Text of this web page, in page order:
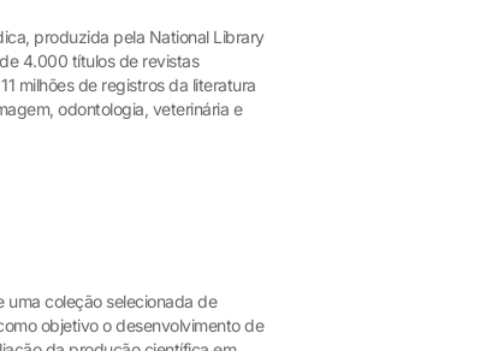
produzida pela National Library
4.000 títulos de revistas
milhões de registros da literatura
odontologia, veterinária e
coleção selecionada de
objetivo o desenvolvimento de